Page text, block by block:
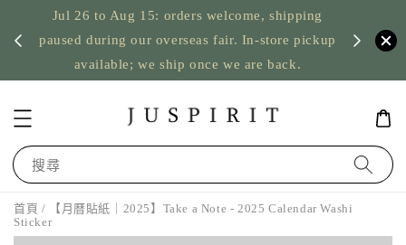
Jul 26 to Aug 15: orders welcome, shipping
paused during our overseas fair. In-store pickup
available; we ship once we are back.
US
搜尋
首頁 / 【月曆貼紙｜2025】Take a Note - 2025 Calendar Washi
Sticker